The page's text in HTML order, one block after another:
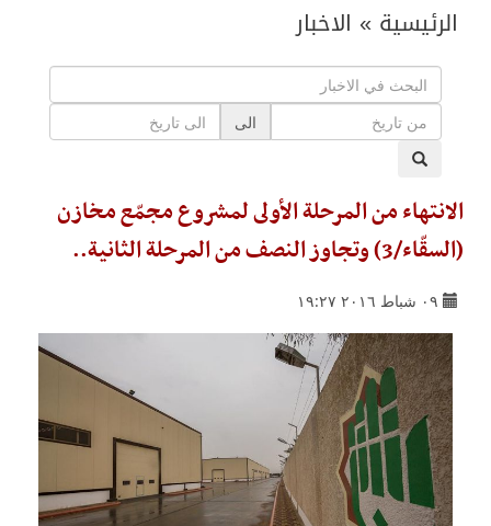
الرئيسية » الاخبار
الى
الانتهاء من المرحلة الأولى لمشروع مجمّع مخازن
(السقّاء/3) وتجاوز النصف من المرحلة الثانية..
٠٩ شباط ٢٠١٦ ١٩:٢٧